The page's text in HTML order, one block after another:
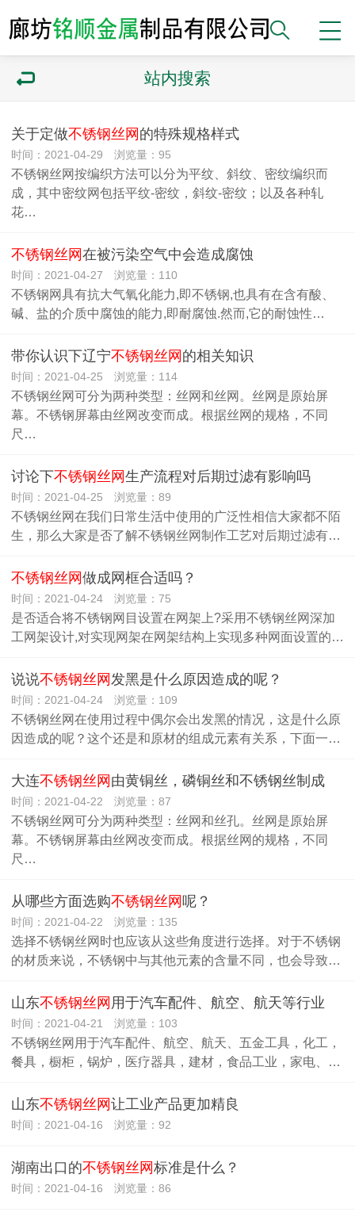
站内搜索
关于定做不锈钢丝网 的特殊规格样式
时间：2021-04-29 浏览量：95
不锈钢丝网按编织方法可以分为平纹、斜纹、密纹编织而
成，其中密纹网包括平纹-密纹，斜纹-密纹；以及各种轧
花…
不锈钢丝网 在被污染空气中会造成腐蚀
时间：2021-04-27 浏览量：110
不锈钢网具有抗大气氧化能力,即不锈钢,也具有在含有酸、
碱、盐的介质中腐蚀的能力,即耐腐蚀.然而,它的耐蚀性…
带你认识下辽宁不锈钢丝网 的相关知识
时间：2021-04-25 浏览量：114
不锈钢丝网可分为两种类型：丝网和丝网。丝网是原始屏
幕。不锈钢屏幕由丝网改变而成。根据丝网的规格，不同
尺…
讨论下不锈钢丝网 生产流程对后期过滤有影响吗
时间：2021-04-25 浏览量：89
不锈钢丝网在我们日常生活中使用的广泛性相信大家都不陌
生，那么大家是否了解不锈钢丝网制作工艺对后期过滤有…
不锈钢丝网 做成网框合适吗？
时间：2021-04-24 浏览量：75
是否适合将不锈钢网目设置在网架上?采用不锈钢丝网深加
工网架设计,对实现网架在网架结构上实现多种网面设置的…
说说不锈钢丝网 发黑是什么原因造成的呢？
时间：2021-04-24 浏览量：109
不锈钢丝网在使用过程中偶尔会出发黑的情况，这是什么原
因造成的呢？这个还是和原材的组成元素有关系，下面一…
大连不锈钢丝网 由黄铜丝，磷铜丝和不锈钢丝制成
时间：2021-04-22 浏览量：87
不锈钢丝网可分为两种类型：丝网和丝孔。丝网是原始屏
幕。不锈钢屏幕由丝网改变而成。根据丝网的规格，不同
尺…
从哪些方面选购不锈钢丝网 呢？
时间：2021-04-22 浏览量：135
选择不锈钢丝网时也应该从这些角度进行选择。对于不锈钢
的材质来说，不锈钢中与其他元素的含量不同，也会导致…
山东不锈钢丝网 用于汽车配件、航空、航天等行业
时间：2021-04-21 浏览量：103
不锈钢丝网用于汽车配件、航空、航天、五金工具，化工，
餐具，橱柜，锅炉，医疗器具，建材，食品工业，家电、…
山东不锈钢丝网 让工业产品更加精良
时间：2021-04-16 浏览量：92
湖南出口的不锈钢丝网 标准是什么？
时间：2021-04-16 浏览量：86